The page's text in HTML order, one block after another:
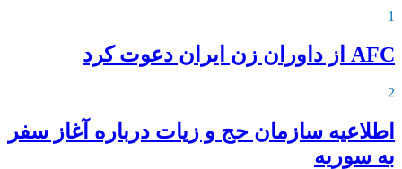
1
AFC از داوران زن ایران دعوت کرد
2
اطلاعیه‌ سازمان حج و زیات درباره آغاز سفر
به سوریه